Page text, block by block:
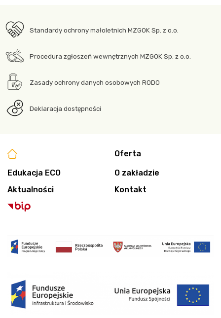
Standardy ochrony małoletnich MZGOK Sp. z o.o.
Procedura zgłoszeń wewnętrznych MZGOK Sp. z o.o.
Zasady ochrony danych osobowych RODO
Deklaracja dostępności
Oferta
Edukacja ECO
O zakładzie
Aktualności
Kontakt